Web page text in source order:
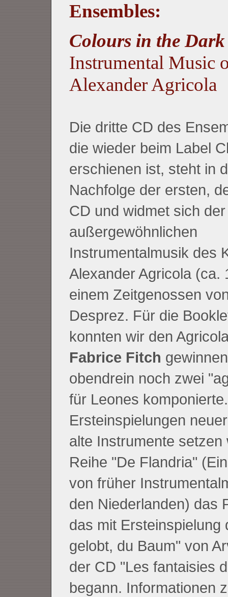
Ensembles:
Colours in the
Instrumental Music
Alexander Agricola
Die dritte CD des
die wieder beim Label
erschienen ist, steht in
Nachfolge der ersten,
CD und widmet sich der
außergewöhnlichen
Instrumentalmusik des
Alexander Agricola (ca.
einem Zeitgenossen
Desprez. Für die
konnten wir den
Fabrice Fitch
obendrein noch zwei
für Leones
Ersteinspielungen
alte Instrumente setzen
Reihe "De Flandria"
von früher
den Niederlanden) das
das mit Ersteinspielung
gelobt, du Baum" von
der CD "Les fantaisies
begann. Informationen